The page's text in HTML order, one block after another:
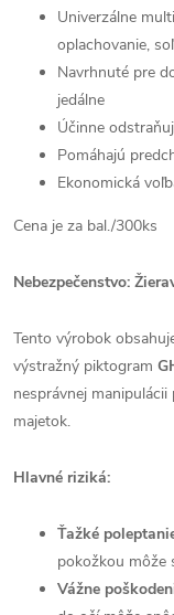
Univerzálne
oplachovanie,
Navrhnuté pre
jedálne
Účinne
Pomáhajú
Ekonomická
Cena je za bal./300ks
Nebezpečenstvo:
Tento výrobok
výstražný piktogram
nesprávnej
majetok.
Hlavné riziká:
Ťažké
pokožkou môže
Vážne